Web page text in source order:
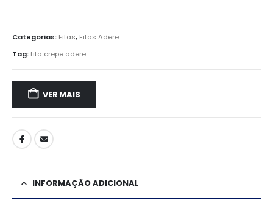
Categorias: Fitas, Fitas Adere
Tag:fita crepe adere
VER MAIS
INFORMAÇÃO ADICIONAL